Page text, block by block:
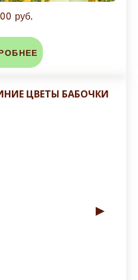
руб.
ЦВЕТЫ БАБОЧКИ
►